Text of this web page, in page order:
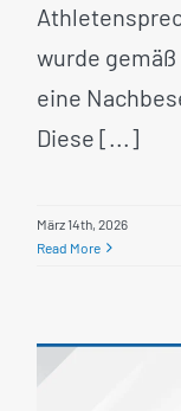
wurde
eine
Diese [...]
März 14th, 2026
Read More